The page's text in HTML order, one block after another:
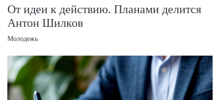
От идеи к действию. Планами делится
Антон Шилков
Молодежь